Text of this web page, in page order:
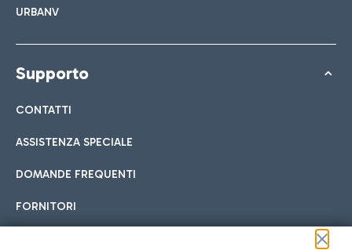
URBANV
Supporto
CONTATTI
ASSISTENZA SPECIALE
DOMANDE FREQUENTI
FORNITORI